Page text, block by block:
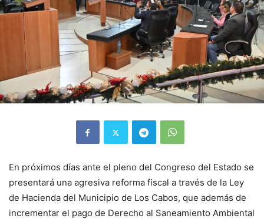
En próximos días ante el pleno del Congreso del Estado se
presentará una agresiva reforma fiscal a través de la Ley
de Hacienda del Municipio de Los Cabos, que además de
incrementar el pago de Derecho al Saneamiento Ambiental